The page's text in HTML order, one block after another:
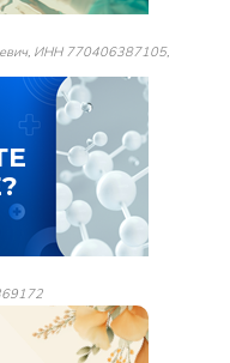
ИНН 770406387105,